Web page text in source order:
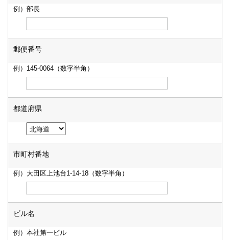
例）部長
郵便番号
例）145-0064（数字半角）
都道府県
市町村番地
例）大田区上池台1-14-18（数字半角）
ビル名
例）本社第一ビル